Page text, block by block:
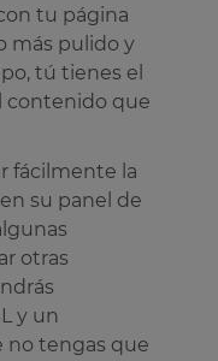
tu página
más pulido y
tú tienes el
contenido que
fácilmente la
su panel de
otras
y un
no tengas que